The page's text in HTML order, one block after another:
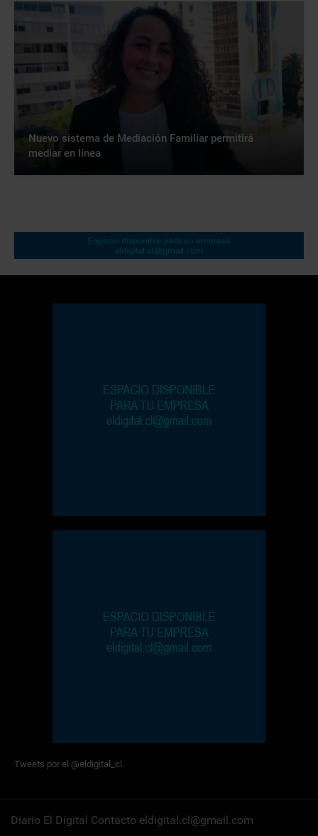
Nuevo sistema de Mediación Familiar permitirá
mediar en línea
Tweets por el @eldigital_cl.
Diario El Digital Contacto eldigital.cl@gmail.com